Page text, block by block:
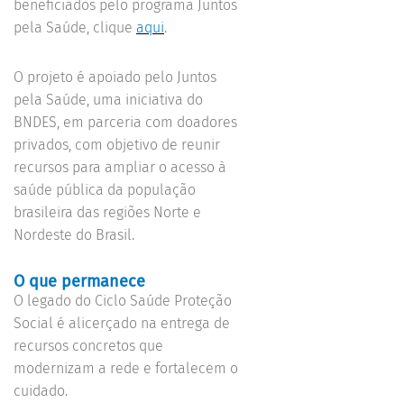
beneficiados pelo programa Juntos
pela Saúde, clique aqui.
O projeto é apoiado pelo Juntos
pela Saúde, uma iniciativa do
BNDES, em parceria com doadores
privados, com objetivo de reunir
recursos para ampliar o acesso à
saúde pública da população
brasileira das regiões Norte e
Nordeste do Brasil.
O que permanece
O legado do Ciclo Saúde Proteção
Social é alicerçado na entrega de
recursos concretos que
modernizam a rede e fortalecem o
cuidado.